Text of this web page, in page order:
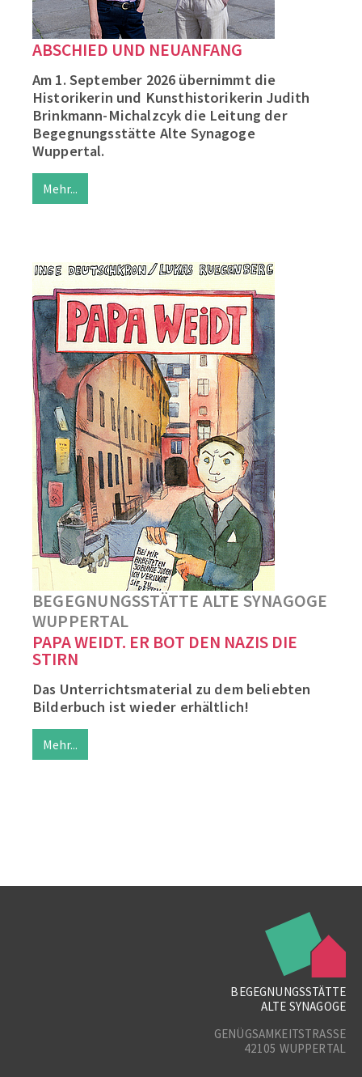
ABSCHIED UND NEUANFANG
Am 1. September 2026 übernimmt die
Historikerin und Kunsthistorikerin Judith
Brinkmann-Michalzcyk die Leitung der
Begegnungsstätte Alte Synagoge
Wuppertal.
Mehr...
BEGEGNUNGSSTÄTTE ALTE SYNAGOGE
WUPPERTAL
PAPA WEIDT. ER BOT DEN NAZIS DIE
STIRN
Das Unterrichtsmaterial zu dem beliebten
Bilderbuch ist wieder erhältlich!
Mehr...
BEGEGNUNGSSTÄTTE
ALTE SYNAGOGE
GENÜGSAMKEITSTRASSE
42105 WUPPERTAL